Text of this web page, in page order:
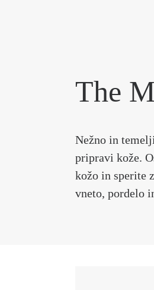
The
Nežno in
pripravi kože.
kožo in sperite
vneto, pordelo